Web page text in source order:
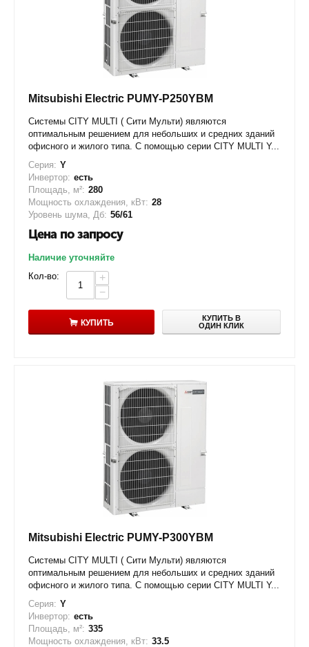
Mitsubishi Electric PUMY-P250YBM
Системы CITY MULTI ( Сити Мульти) являются
оптимальным решением для небольших и средних зданий
офисного и жилого типа. С помощью серии CITY MULTI Y...
Серия: Y
Инвертор: есть
Площадь, м²: 280
Мощность охлаждения, кВт: 28
Уровень шума, Дб: 56/61
Цена по запросу
Наличие уточняйте
Кол-во:
+
−
КУПИТЬ
КУПИТЬ В
ОДИН КЛИК
Mitsubishi Electric PUMY-P300YBM
Системы CITY MULTI ( Сити Мульти) являются
оптимальным решением для небольших и средних зданий
офисного и жилого типа. С помощью серии CITY MULTI Y...
Серия: Y
Инвертор: есть
Площадь, м²: 335
Мощность охлаждения, кВт: 33.5